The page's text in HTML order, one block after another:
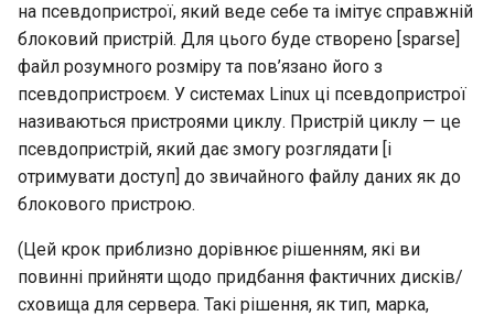
на псевдопристрої, який веде себе та імітує справжній
блоковий пристрій. Для цього буде створено [sparse]
файл розумного розміру та пов’язано його з
псевдопристроєм. У системах Linux ці псевдопристрої
називаються пристроями циклу. Пристрій циклу — це
псевдопристрій, який дає змогу розглядати [і
отримувати доступ] до звичайного файлу даних як до
блокового пристрою.
(Цей крок приблизно дорівнює рішенням, які ви
повинні прийняти щодо придбання фактичних дисків/
сховища для сервера. Такі рішення, як тип, марка,